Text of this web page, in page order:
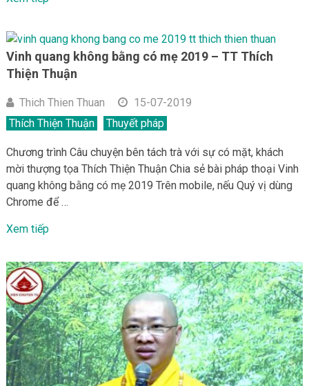
Vinh quang không bằng có mẹ 2019 – TT Thích
Thiện Thuận
Thich Thien Thuan
15-07-2019
Thích Thiện Thuận
Thuyết pháp
Chương trình Câu chuyện bên tách trà với sự có mặt, khách
mời thượng tọa Thích Thiện Thuận Chia sẻ bài pháp thoại Vinh
quang không bằng có mẹ 2019 Trên mobile, nếu Quý vị dùng
Chrome để …
Xem tiếp